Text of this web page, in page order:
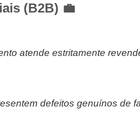
(B2B) 💼
atende estritamente
defeitos genuínos de